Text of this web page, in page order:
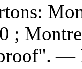
;
—